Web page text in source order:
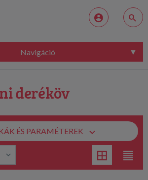
Navigáció
deréköv
ÉS PARAMÉTEREK